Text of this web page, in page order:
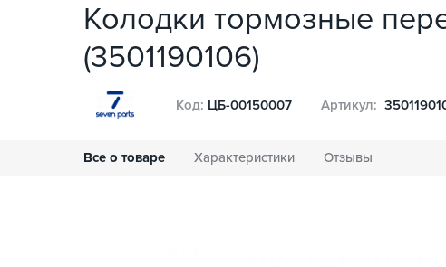
Колодки тормозные
(3501190106)
Все о товаре Характеристики Отзывы
Код: ЦБ-00150007 Артикул: